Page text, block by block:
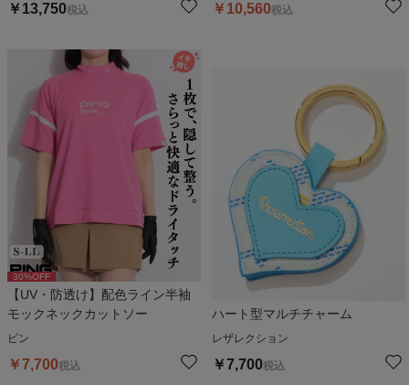
￥ 13,750税込 ￥ 10,560税込
30%OFF
【UV・防透け】配色ライン半袖
モックネックカットソー
ピン
￥7,700税込
ハート型マルチチャーム
レザレクション
￥7,700税込